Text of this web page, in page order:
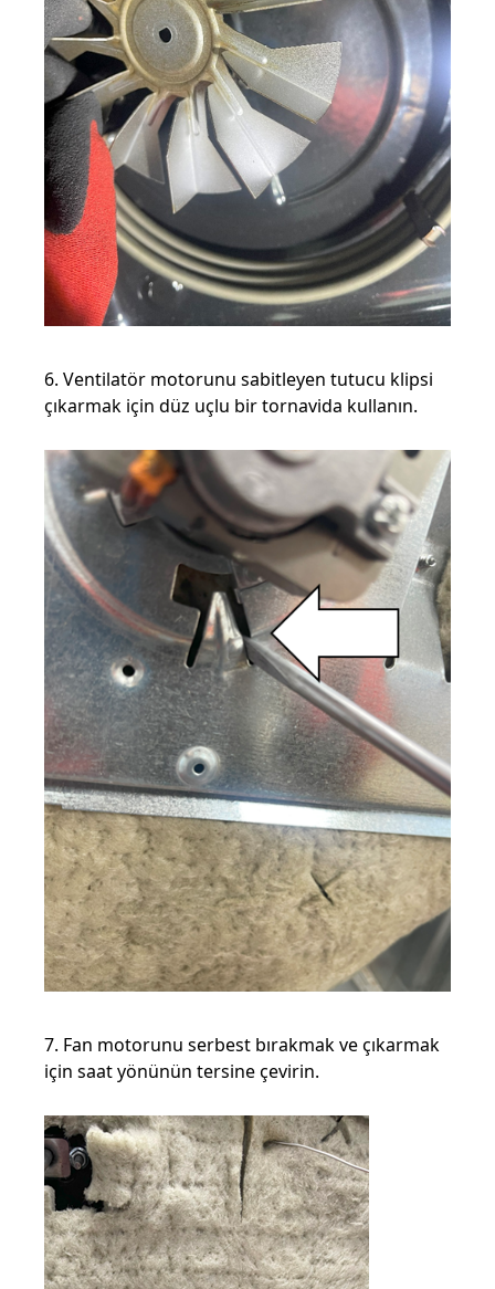
6. Ventilatör motorunu sabitleyen tutucu klipsi
çıkarmak için düz uçlu bir tornavida kullanın.
7. Fan motorunu serbest bırakmak ve çıkarmak
için saat yönünün tersine çevirin.